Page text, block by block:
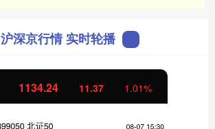
沪深京行情 实时轮播
1134.24 11.37 1.01%